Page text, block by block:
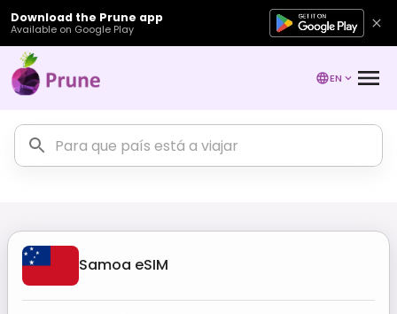
Download the Prune app
Available on Google Play
EN
Samoa eSIM